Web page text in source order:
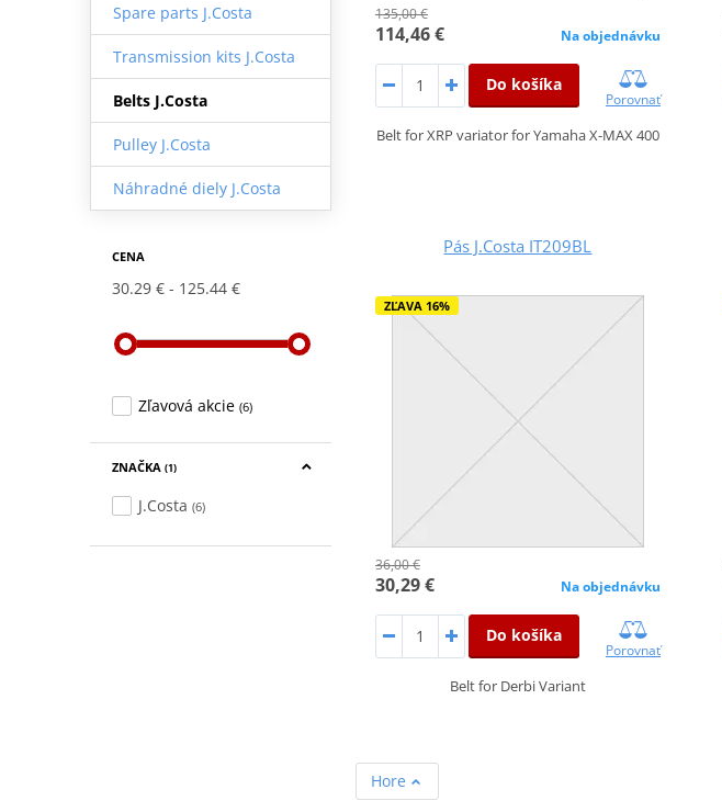
Spare parts J.Costa
Transmission kits J.Costa
Belts J.Costa
Pulley J.Costa
Náhradné diely J.Costa
CENA
30.29 € 125.44 €
Zľavová akcie (6)
ZNAČKA (1)
J.Costa (6)
135,00 €
114,46 € Na objednávku
Do košíka
Porovnať
Belt for XRP variator for Yamaha X-MAX 400
Pás J.Costa IT209BL
ZĽAVA 16%
36,00 €
30,29 € Na objednávku
Do košíka
Porovnať
Belt for Derbi Variant
Hore